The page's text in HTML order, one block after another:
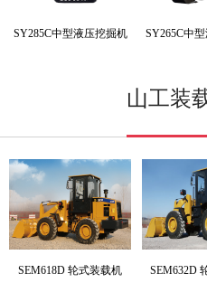
SY285C中型液压挖掘机 SY265C中
山工装
SEM618D 轮式装载机 SEM632D